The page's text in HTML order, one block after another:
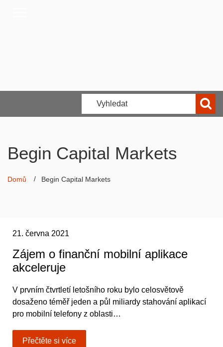
Begin Capital Markets
Domů Begin Capital Markets
21. června 2021
Zájem o finanční mobilní aplikace
akceleruje
V prvním čtvrtletí letošního roku bylo celosvětově
dosaženo téměř jeden a půl miliardy stahování aplikací
pro mobilní telefony z oblasti…
Přečtěte si více